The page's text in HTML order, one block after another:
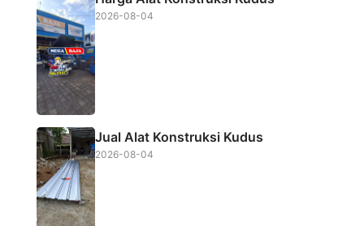
2026-08-04
Jual Alat Konstruksi Kudus
2026-08-04